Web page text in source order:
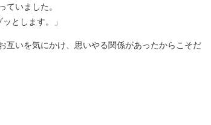
ていました。
とします。」
互いを気にかけ、思いやる関係があったからこそだ